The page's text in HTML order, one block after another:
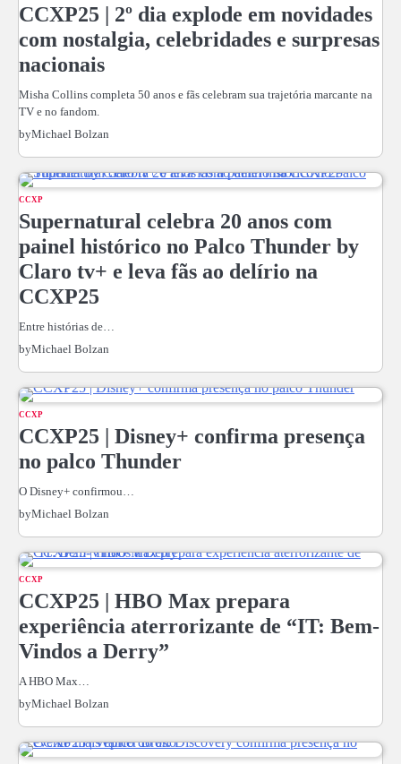
CCXP25 | 2º dia explode em novidades
com nostalgia, celebridades e surpresas
nacionais
Misha Collins completa 50 anos e fãs celebram sua trajetória marcante na
TV e no fandom.
byMichael Bolzan
CCXP
Supernatural celebra 20 anos com
painel histórico no Palco Thunder by
Claro tv+ e leva fãs ao delírio na
CCXP25
Entre histórias de…
byMichael Bolzan
CCXP
CCXP25 | Disney+ confirma presença
no palco Thunder
O Disney+ confirmou…
byMichael Bolzan
CCXP
CCXP25 | HBO Max prepara
experiência aterrorizante de “IT: Bem-
Vindos a Derry”
A HBO Max…
byMichael Bolzan